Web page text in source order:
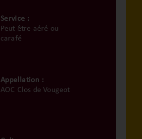
Service :
Peut être aéré ou
carafé
Appellation :
AOC Clos de Vougeot